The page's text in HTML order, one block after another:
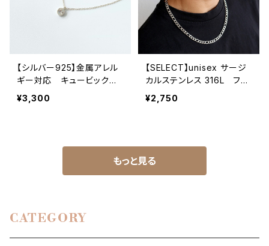
【シルバー925】金属アレル
ギー対応 キュービックジ
ルコニア ネックレス silv
er925 韓国製
¥3,300
【SELECT】unisex サージ
カルステンレス 316L フィ
ガロチェーン ネックレス
金属アレルギー対応 韓国
¥2,750
もっと見る
CATEGORY